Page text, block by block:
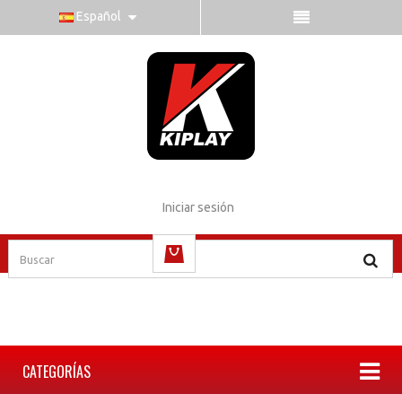
Español
Iniciar sesión
CATEGORÍAS